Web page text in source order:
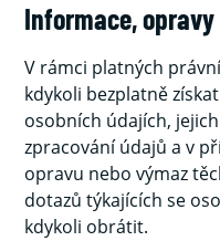
Informace,
V rámci platných
kdykoli bezplatně
osobních údajích,
zpracování údajů a v
opravu nebo výmaz
dotazů týkajících se
kdykoli obrátit.